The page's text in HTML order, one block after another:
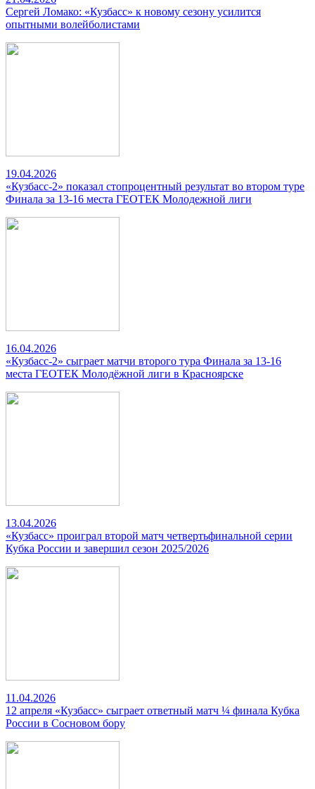
Сергей Ломако: «Кузбасс» к новому сезону усилится
опытными волейболистами
19.04.2026
«Кузбасс-2» показал стопроцентный результат во втором туре
Финала за 13-16 места ГЕОТЕК Молодежной лиги
16.04.2026
«Кузбасс-2» сыграет матчи второго тура Финала за 13-16
места ГЕОТЕК Молодёжной лиги в Красноярске
13.04.2026
«Кузбасс» проиграл второй матч четвертьфинальной серии
Кубка России и завершил сезон 2025/2026
11.04.2026
12 апреля «Кузбасс» сыграет ответный матч ¼ финала Кубка
России в Сосновом бору